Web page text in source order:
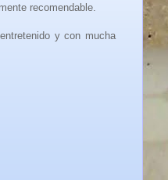
recomendable.
y con mucha